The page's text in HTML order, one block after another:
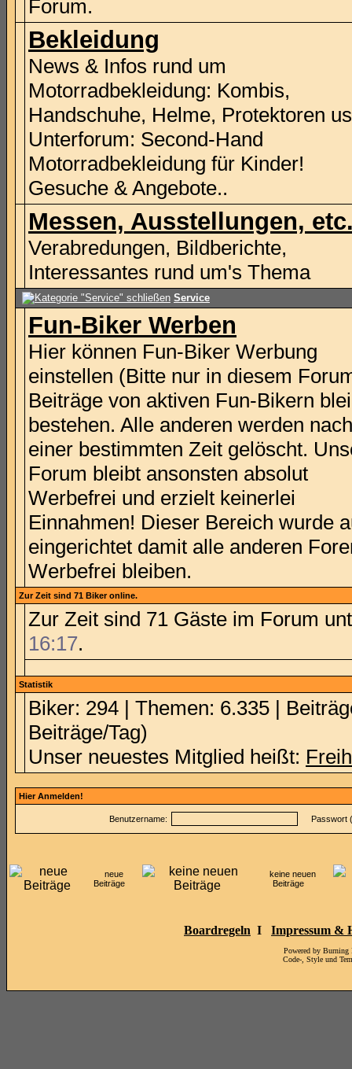
Forum.
Bekleidung
News & Infos rund um
Motorradbekleidung: Kombis,
Handschuhe, Helme, Protektoren
Unterforum: Second-Hand
Motorradbekleidung für Kinder!
Gesuche & Angebote..
Messen, Ausstellungen,
Verabredungen, Bildberichte,
Interessantes rund um's Thema
Service
Fun-Biker Werben
Hier können Fun-Biker Werbung
einstellen (Bitte nur in diesem
Beiträge von aktiven Fun-Bikern
bestehen. Alle anderen werden nach
einer bestimmten Zeit gelöscht.
Forum bleibt ansonsten absolut
Werbefrei und erzielt keinerlei
Einnahmen! Dieser Bereich wurde
eingerichtet damit alle anderen
Werbefrei bleiben.
Zur Zeit sind 71 Biker online.
Zur Zeit sind 71 Gäste im Forum
16:17.
Statistik
Biker: 294 | Themen: 6.335 |
Beiträge/Tag)
Unser neuestes Mitglied heißt:
Hier Anmelden!
Benutzername: Passwort (
neue
Beiträge
keine neuen
Beiträge
Boardregeln I Impressum &
Powered by
Code-, Style und